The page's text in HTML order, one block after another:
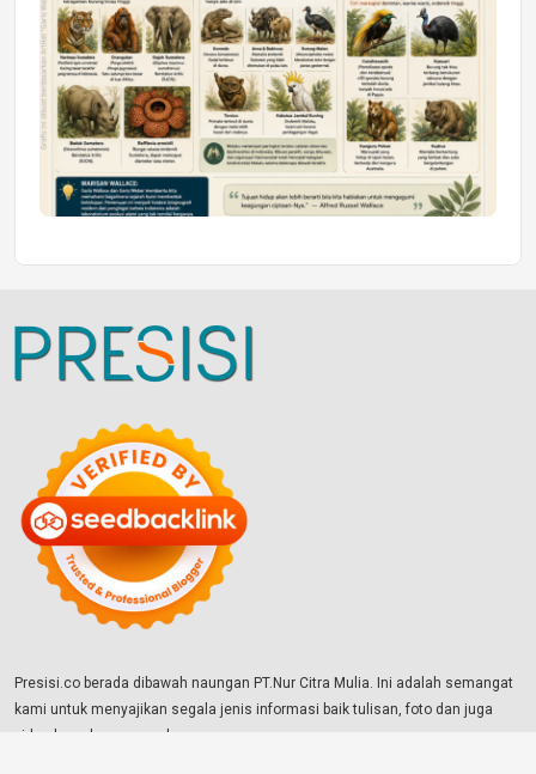
Presisi.co berada dibawah naungan PT.Nur Citra Mulia. Ini adalah semangat
kami untuk menyajikan segala jenis informasi baik tulisan, foto dan juga
video kepada para pembaca.